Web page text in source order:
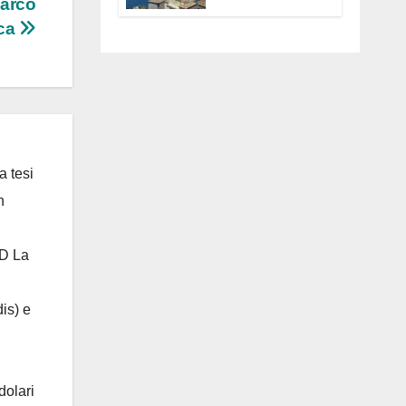
tesi
La
e
Anguillara